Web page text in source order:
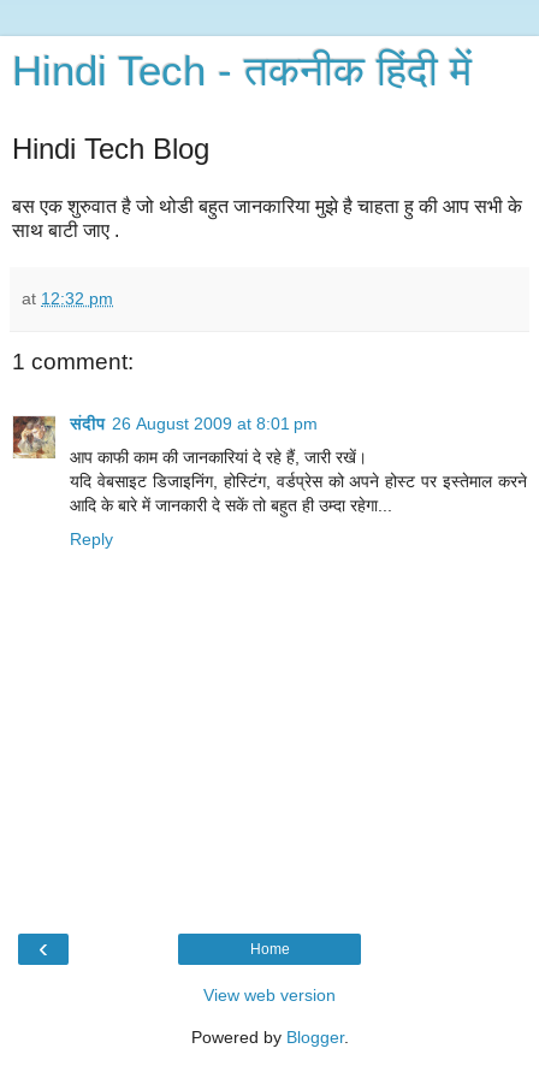
Hindi Tech - तकनीक हिंदी में
Hindi Tech Blog
बस एक शुरुवात है जो थोडी बहुत जानकारिया मुझे है चाहता हु की आप सभी के
साथ बाटी जाए .
at 12:32 pm
1 comment:
संदीप 26 August 2009 at 8:01 pm
आप काफी काम की जानकारियां दे रहे हैं, जारी रखें।
यदि वेबसाइट डिजाइनिंग, होस्टिंग, वर्डप्रेस को अपने होस्‍ट पर इस्‍तेमाल करने
आदि के बारे में जानकारी दे सकें तो बहुत ही उम्‍दा रहेगा...
Reply
‹ Home
View web version
Powered by Blogger.